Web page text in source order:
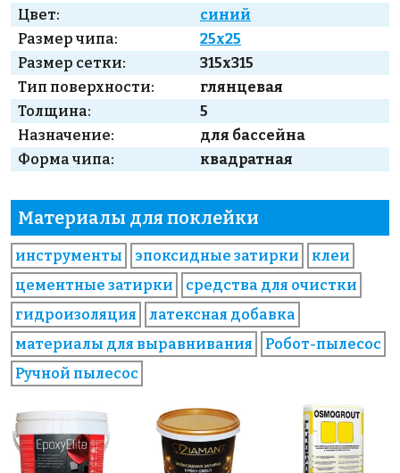
Цвет:
синий
Размер чипа:
25x25
Размер сетки:
315x315
Тип поверхности:
глянцевая
Толщина:
5
Назначение:
для бассейна
Форма чипа:
квадратная
Материалы для поклейки
инструменты эпоксидные затирки
клеи
цементные затирки
средства для очистки
гидроизоляция
латексная добавка
материалы для выравнивания
Робот-пылесос
Ручной пылесос